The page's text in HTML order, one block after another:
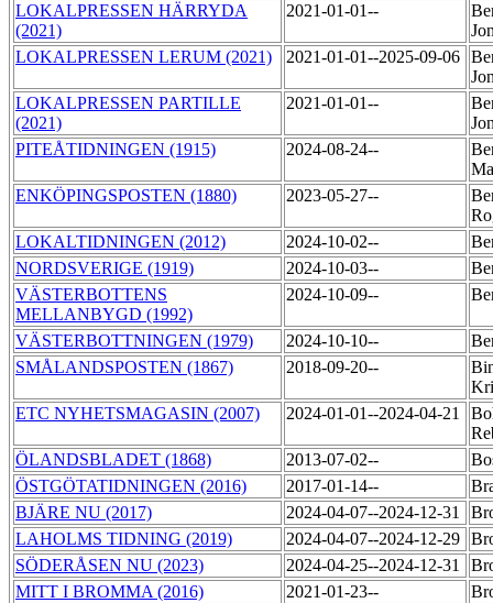
LOKALPRESSEN HÄRRYDA
(2021)
2021-01-01--
LOKALPRESSEN LERUM (2021)
2021-01-01--2025-09-06
LOKALPRESSEN PARTILLE
(2021)
2021-01-01--
PITEÅTIDNINGEN (1915)
2024-08-24--
ENKÖPINGSPOSTEN (1880)
2023-05-27--
LOKALTIDNINGEN (2012)
2024-10-02--
NORDSVERIGE (1919)
2024-10-03--
VÄSTERBOTTENS
MELLANBYGD (1992)
2024-10-09--
VÄSTERBOTTNINGEN (1979) 2024-10-10--
SMÅLANDSPOSTEN (1867)
2018-09-20--
ETC NYHETSMAGASIN (2007)
2024-01-01--2024-04-21
ÖLANDSBLADET (1868)
2013-07-02--
ÖSTGÖTATIDNINGEN (2016)
2017-01-14--
BJÄRE NU (2017)
2024-04-07--2024-12-31
LAHOLMS TIDNING (2019)
2024-04-07--2024-12-29
SÖDERÅSEN NU (2023)
2024-04-25--2024-12-31
MITT I BROMMA (2016)
2021-01-23--